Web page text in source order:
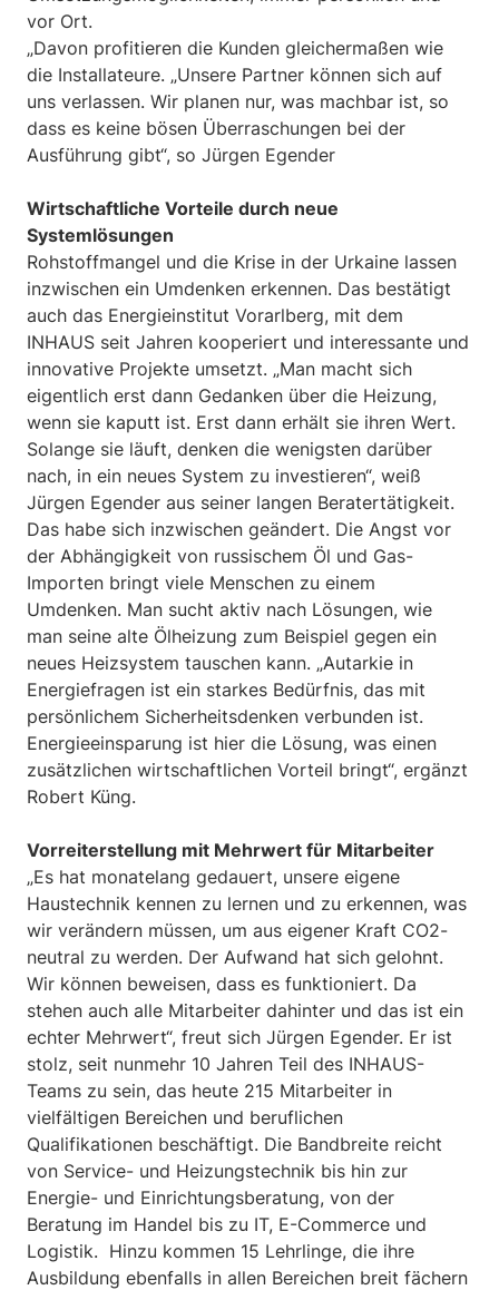
vor Ort.
„Davon profitieren die Kunden gleichermaßen wie
die Installateure. „Unsere Partner können sich auf
uns verlassen. Wir planen nur, was machbar ist, so
dass es keine bösen Überraschungen bei der
Ausführung gibt“, so Jürgen Egender
Wirtschaftliche Vorteile durch neue
Systemlösungen
Rohstoffmangel und die Krise in der Urkaine lassen
inzwischen ein Umdenken erkennen. Das bestätigt
auch das Energieinstitut Vorarlberg, mit dem
INHAUS seit Jahren kooperiert und interessante und
innovative Projekte umsetzt. „Man macht sich
eigentlich erst dann Gedanken über die Heizung,
wenn sie kaputt ist. Erst dann erhält sie ihren Wert.
Solange sie läuft, denken die wenigsten darüber
nach, in ein neues System zu investieren“, weiß
Jürgen Egender aus seiner langen Beratertätigkeit.
Das habe sich inzwischen geändert. Die Angst vor
der Abhängigkeit von russischem Öl und Gas-
Importen bringt viele Menschen zu einem
Umdenken. Man sucht aktiv nach Lösungen, wie
man seine alte Ölheizung zum Beispiel gegen ein
neues Heizsystem tauschen kann. „Autarkie in
Energiefragen ist ein starkes Bedürfnis, das mit
persönlichem Sicherheitsdenken verbunden ist.
Energieeinsparung ist hier die Lösung, was einen
zusätzlichen wirtschaftlichen Vorteil bringt“, ergänzt
Robert Küng.
Vorreiterstellung mit Mehrwert für Mitarbeiter
„Es hat monatelang gedauert, unsere eigene
Haustechnik kennen zu lernen und zu erkennen, was
wir verändern müssen, um aus eigener Kraft CO2-
neutral zu werden. Der Aufwand hat sich gelohnt.
Wir können beweisen, dass es funktioniert. Da
stehen auch alle Mitarbeiter dahinter und das ist ein
echter Mehrwert“, freut sich Jürgen Egender. Er ist
stolz, seit nunmehr 10 Jahren Teil des INHAUS-
Teams zu sein, das heute 215 Mitarbeiter in
vielfältigen Bereichen und beruflichen
Qualifikationen beschäftigt. Die Bandbreite reicht
von Service- und Heizungstechnik bis hin zur
Energie- und Einrichtungsberatung, von der
Beratung im Handel bis zu IT, E-Commerce und
Logistik. Hinzu kommen 15 Lehrlinge, die ihre
Ausbildung ebenfalls in allen Bereichen breit fächern